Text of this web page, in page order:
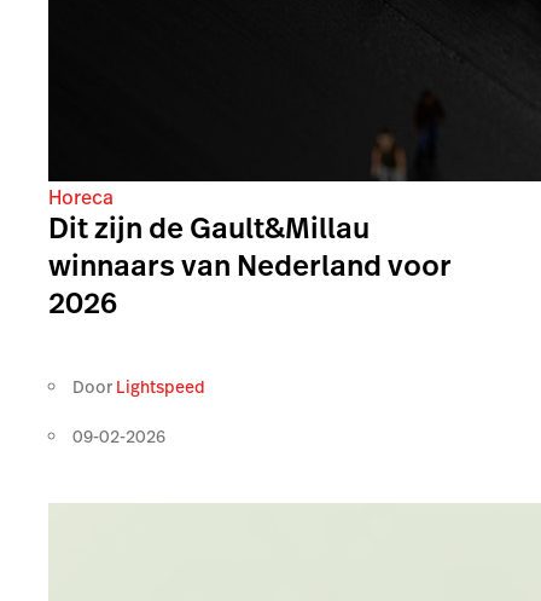
Horeca
Dit zijn de Gault&Millau
winnaars van Nederland voor
2026
Door Lightspeed
09-02-2026